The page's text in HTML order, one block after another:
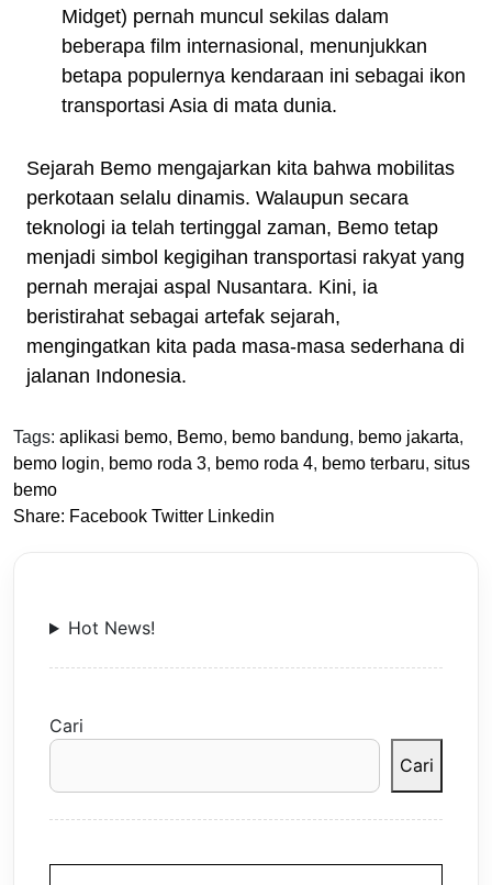
Midget) pernah muncul sekilas dalam
beberapa film internasional, menunjukkan
betapa populernya kendaraan ini sebagai ikon
transportasi Asia di mata dunia.
Sejarah Bemo mengajarkan kita bahwa mobilitas
perkotaan selalu dinamis. Walaupun secara
teknologi ia telah tertinggal zaman, Bemo tetap
menjadi simbol kegigihan transportasi rakyat yang
pernah merajai aspal Nusantara. Kini, ia
beristirahat sebagai artefak sejarah,
mengingatkan kita pada masa-masa sederhana di
jalanan Indonesia.
Tags: aplikasi bemo, Bemo, bemo bandung, bemo jakarta,
bemo login, bemo roda 3, bemo roda 4, bemo terbaru, situs
bemo
Share: Facebook Twitter Linkedin
Hot News!
Cari
Cari